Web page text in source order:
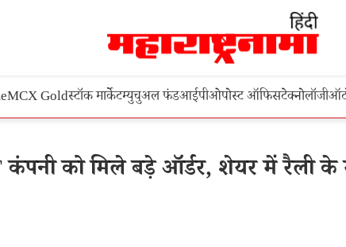
MCX Goldस्टॉक मार्केटम्युचुअल फंडआईपीओपोस्ट ऑफिसटेक्नोलॉजी
को मिले बड़े ऑर्डर, शेयर में रैली के